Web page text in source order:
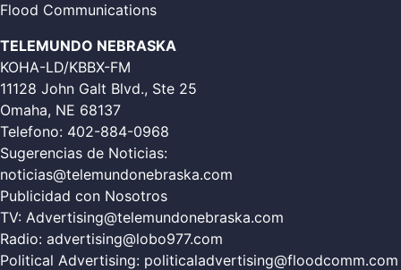
Flood Communications
TELEMUNDO NEBRASKA
KOHA-LD/KBBX-FM
11128 John Galt Blvd., Ste 25
Omaha, NE 68137
Telefono: 402-884-0968
Sugerencias de Noticias:
noticias@telemundonebraska.com
Publicidad con Nosotros
TV: Advertising@telemundonebraska.com
Radio: advertising@lobo977.com
Political Advertising: politicaladvertising@floodcomm.com